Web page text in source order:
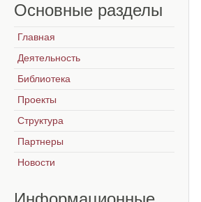
Основные разделы
Главная
Деятельность
Библиотека
Проекты
Структура
Партнеры
Новости